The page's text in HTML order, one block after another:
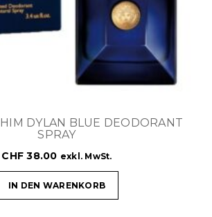
DYLAN BLUE DEODORANT
SPRAY
CHF 38.00 exkl. MwSt.
IN DEN WARENKORB